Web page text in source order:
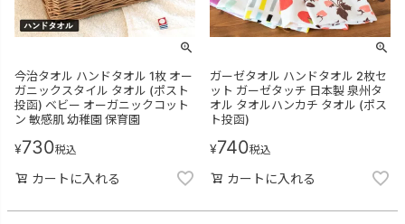
今治タオル ハンドタオル 1枚 オー
ガニックスタイル タオル (ポスト
投函) ベビー オーガニックコット
ン 敏感肌 幼稚園 保育園
¥730税込
カートに入れる
ガーゼタオル ハンドタオル 2枚セ
ット ガーゼタッチ 日本製 泉州タ
オル タオルハンカチ タオル (ポス
ト投函)
¥740税込
カートに入れる